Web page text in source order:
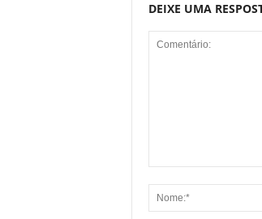
DEIXE UMA